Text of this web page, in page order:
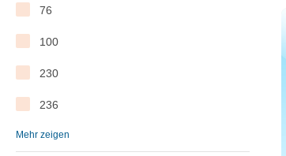
460
520
76
100
230
236
240
Mehr zeigen